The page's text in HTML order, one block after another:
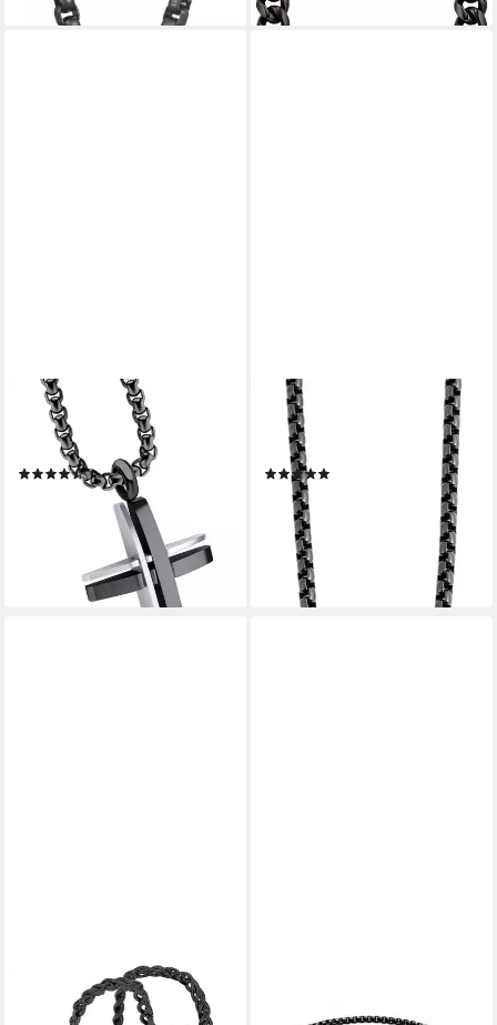
FIRETTI
Kette mit Anhänger Schmuck
Geschenk Kreuz
(14)
UVP50,64 €
lieferbar - in 2-3 Werktagen bei dir
AKZENT
Edelstahlkette Relesse,
langlebig (Einzeln)
ab 27,99 €
-44%
lieferbar - in 2-3 Werktagen bei dir
Edelstahlkette Herren-
Edelstahlkette